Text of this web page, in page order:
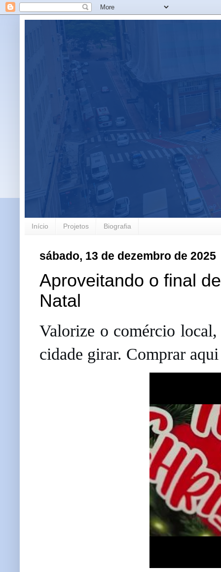
Início Projetos Biografia
sábado, 13 de dezembro de 2025
Aproveitando o final
Natal
Valorize o comércio
cidade girar. Comprar